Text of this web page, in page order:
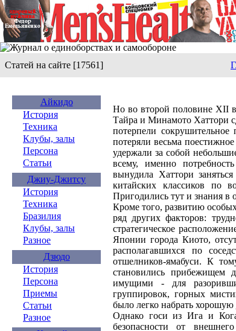
Статей на сайте [17561]
Айкидо
История
Техника
Клубы, залы
Персона
Статьи
Джиу-Джитсу
История
Техника
Бразилия
Клубы, залы
Разное
Дзюдо
История
Персона
Приемы
Статьи
Разное
Но во второй половине XII
Тайра и Минамото Хаттори
потерпели
потеряли весьма
удержали за собой
всему, именно
вынудила Хаттори
китайских классиков по
Пригодились тут и знания в
Кроме того, развитию
ряд других факторов:
стратегическое
Японии города Киото,
располагавшихся по
отшелников-ямабуси. К
становились прибежищем
имущими - для
группировок, горных
было легко набрать
Однако госи из Ига и
безопасности от